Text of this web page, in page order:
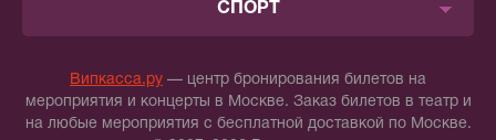
СПОРТ
Випкасса.ру — центр бронирования билетов на
мероприятия и концерты в Москве. Заказ билетов в театр и
на любые мероприятия с бесплатной доставкой по Москве.